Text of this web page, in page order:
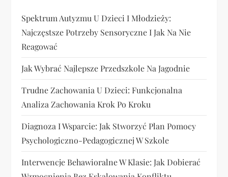
Spektrum Autyzmu U Dzieci I Młodzieży:
Najczęstsze Potrzeby Sensoryczne I Jak Na Nie
Reagować
Jak Wybrać Najlepsze Przedszkole Na Jagodnie
Trudne Zachowania U Dzieci: Funkcjonalna
Analiza Zachowania Krok Po Kroku
Diagnoza I Wsparcie: Jak Stworzyć Plan Pomocy
Psychologiczno-Pedagogicznej W Szkole
Interwencje Behawioralne W Klasie: Jak Dobierać